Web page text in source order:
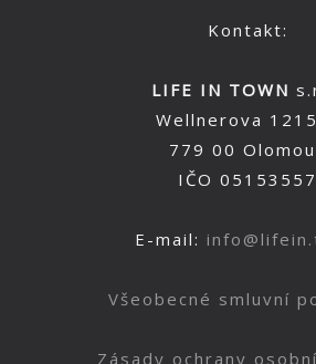
Kontakt:
LIFE IN TOWN
Wellnerova
779 00
IČO 05153557
E-mail:
Všeobecné smluvní
Zásady ochrany